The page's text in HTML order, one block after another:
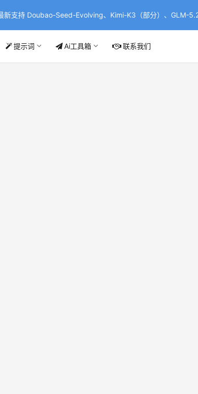
新支持 Doubao-Seed-Evolving、Kimi-K3（部分）、GLM-
提示词 Ai工具箱 联系我们